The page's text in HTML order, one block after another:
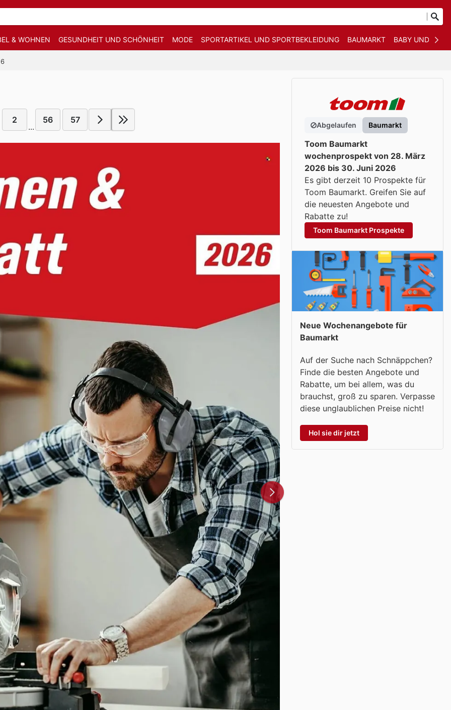
& WOHNEN GESUNDHEIT UND SCHÖNHEIT MODE SPORTARTIKEL UND SPORTBEKLEIDUNG BAUMARKT BABY UND KIND
2
...
56 57
Abgelaufen Baumarkt
Toom Baumarkt
wochenprospekt von 28. März
2026 bis 30. Juni 2026
Es gibt derzeit 10 Prospekte für
Toom Baumarkt. Greifen Sie auf
die neuesten Angebote und
Rabatte zu!
Toom Baumarkt Prospekte
Neue Wochenangebote für
Baumarkt
Auf der Suche nach Schnäppchen?
Finde die besten Angebote und
Rabatte, um bei allem, was du
brauchst, groß zu sparen. Verpasse
diese unglaublichen Preise nicht!
Hol sie dir jetzt